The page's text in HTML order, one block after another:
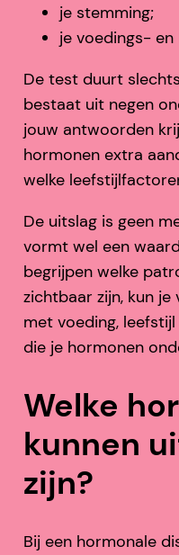
je stemming;
je voedings-
De test duurt
bestaat uit negen
jouw antwoorden
hormonen extra
welke
De uitslag is geen
vormt wel een
begrijpen welke
zichtbaar zijn, kun
met voeding,
die je hormonen
Welke
kunnen
zijn?
Bij een hormonale